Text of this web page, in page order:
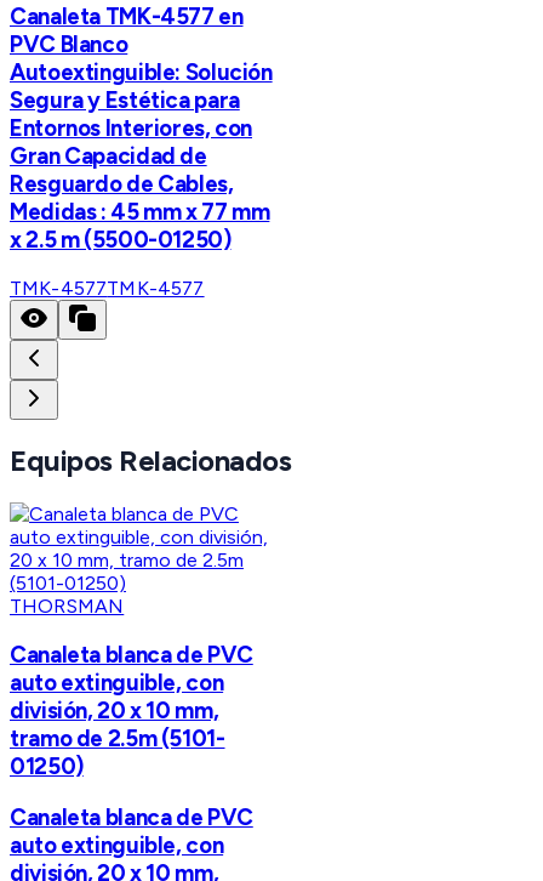
Canaleta TMK-4577 en
PVC Blanco
Autoextinguible: Solución
Segura y Estética para
Entornos Interiores, con
Gran Capacidad de
Resguardo de Cables,
Medidas : 45 mm x 77 mm
x 2.5 m (5500-01250)
TMK-4577TMK-4577
Equipos Relacionados
THORSMAN
Canaleta blanca de PVC
auto extinguible, con
división, 20 x 10 mm,
tramo de 2.5m (5101-
01250)
Canaleta blanca de PVC
auto extinguible, con
división, 20 x 10 mm,